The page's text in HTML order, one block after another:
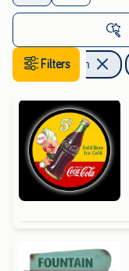
Filters
Verzamelen